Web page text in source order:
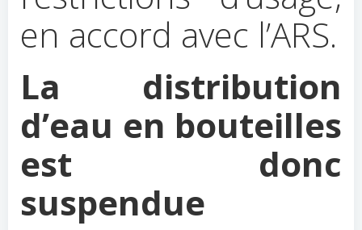
en accord avec l’ARS.
La distribution
d’eau en bouteilles
est donc
suspendue